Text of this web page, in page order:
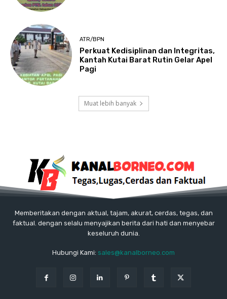
ATR/BPN
Perkuat Kedisiplinan dan Integritas,
Kantah Kutai Barat Rutin Gelar Apel
Pagi
Muat lebih banyak
Memberitakan dengan aktual, tajam, akurat, cerdas, tegas, dan
faktual. dengan selalu menyajikan berita dari hati dan menyebar
keseluruh dunia.
Hubungi Kami: sales@kanalborneo.com